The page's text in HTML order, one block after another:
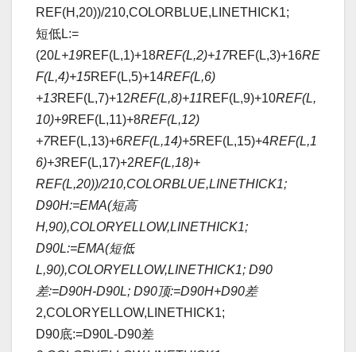
REF(H,20))/210,COLORBLUE,LINETHICK1;
短低L:=
(20L+19REF(L,1)+18REF(L,2)+17REF(L,3)+16RE
F(L,4)+15REF(L,5)+14REF(L,6)
+13REF(L,7)+12REF(L,8)+11REF(L,9)+10REF(L,
10)+9REF(L,11)+8REF(L,12)
+7REF(L,13)+6REF(L,14)+5REF(L,15)+4REF(L,1
6)+3REF(L,17)+2REF(L,18)+
REF(L,20))/210,COLORBLUE,LINETHICK1;
D90H:=EMA(短高
H,90),COLORYELLOW,LINETHICK1;
D90L:=EMA(短低
L,90),COLORYELLOW,LINETHICK1; D90
差:=D90H-D90L; D90顶:=D90H+D90差
2,COLORYELLOW,LINETHICK1;
D90底:=D90L-D90差